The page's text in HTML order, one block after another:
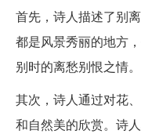
首先，诗人描述了别
都是风景秀丽的地方
别时的离愁别恨之情。
其次，诗人通过对花
和自然美的欣赏。诗